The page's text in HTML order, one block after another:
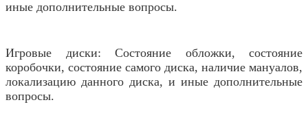
иные дополнительные вопросы.
Игровые диски: Состояние обложки, состояние
коробочки, состояние самого диска, наличие мануалов,
локализацию данного диска, и иные дополнительные
вопросы.